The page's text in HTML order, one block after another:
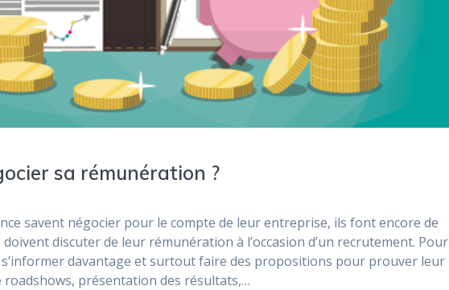
sa rémunération ?
savent négocier pour le compte de leur entreprise, ils font encore de
discuter de leur rémunération à l’occasion d’un recrutement. Pour
s’informer davantage et surtout faire des propositions pour prouver leur
présentation des résultats,…